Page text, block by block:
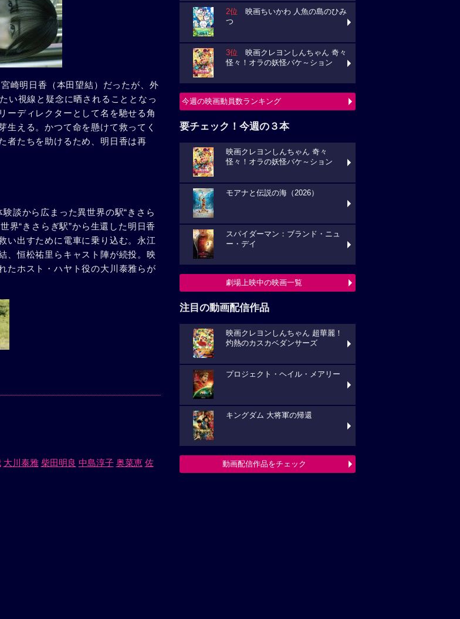
崎明日香（本田望結）だったが、外
い視線と疑念に晒されることとなっ
ーディレクターとして名を馳せる角
生える。かつて命を懸けて救ってく
者たちを助けるため、明日香は再
談から広まった異世界の駅“きさら
界“きさらぎ駅”から生還した明日香
い出すために電車に乗り込む。永江
、恒松祐里らキャスト陣が続投。映
たホスト・ハヤト役の大川泰雅らが
大川泰雅 柴田明良 中島淳子 奥菜恵 佐
2位 映画ちいかわ 人魚の島のひみ
つ
3位 映画クレヨンしんちゃん 奇々
怪々！オラの妖怪バケ～ション
今週の映画動員数ランキング
要チェック！今週の３本
映画クレヨンしんちゃん 奇々
怪々！オラの妖怪バケ～ション
モアナと伝説の海（2026）
スパイダーマン：ブランド・ニュ
ー・デイ
劇場上映中の映画一覧
注目の動画配信作品
映画クレヨンしんちゃん 超華麗！
灼熱のカスカベダンサーズ
プロジェクト・ヘイル・メアリー
キングダム 大将軍の帰還
動画配信作品をチェック